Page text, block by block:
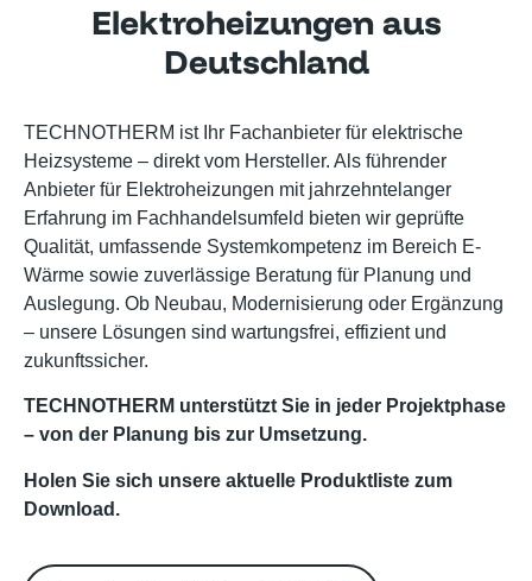
Elektroheizungen aus
Deutschland
TECHNOTHERM ist Ihr Fachanbieter für elektrische
Heizsysteme – direkt vom Hersteller. Als führender
Anbieter für Elektroheizungen mit jahrzehntelanger
Erfahrung im Fachhandelsumfeld bieten wir geprüfte
Qualität, umfassende Systemkompetenz im Bereich E-
Wärme sowie zuverlässige Beratung für Planung und
Auslegung. Ob Neubau, Modernisierung oder Ergänzung
– unsere Lösungen sind wartungsfrei, effizient und
zukunftssicher.
TECHNOTHERM unterstützt Sie in jeder Projektphase
– von der Planung bis zur Umsetzung.
Holen Sie sich unsere aktuelle Produktliste zum
Download.